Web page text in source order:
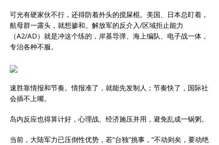
可光有硬家伙不行，还得防着外头的搅屎棍。美国、日本总盯着，
航母群一露头，就想掺和。解放军的反介入/区域拒止能力
（A2/AD）就是冲这个练的，岸基导弹、海上编队、电子战一体，
专治各种不服。
速胜靠情报和节奏。情报准了，就能先发制人；节奏快了，国际社
会插不上嘴。
岛内反应也得算计好，心理战、经济施压并用，避免乱成一锅粥。
当前，大陆军力已压倒性优势，若“台独”挑事，“不动则矣，要动绝